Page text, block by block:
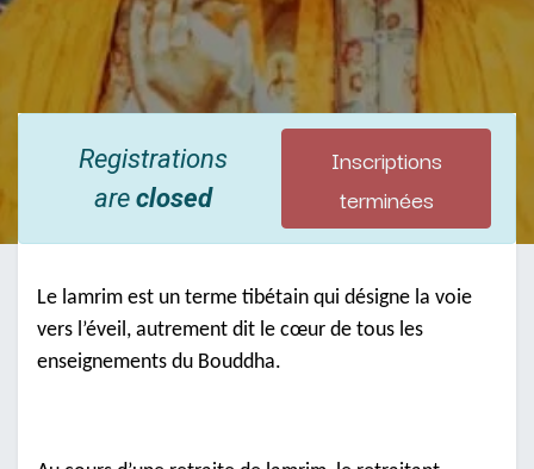
Registrations
areclosed
Inscriptions
terminées
Le lamrim est un terme tibétain qui désigne la voie
vers l’éveil, autrement dit le cœur de tous les
enseignements du Bouddha.